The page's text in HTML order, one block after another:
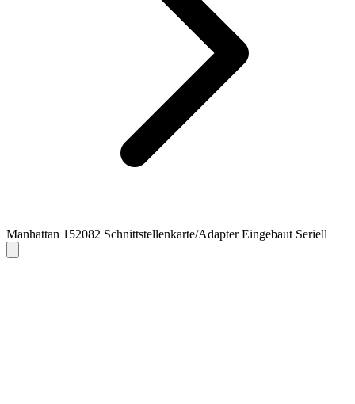
Manhattan 152082 Schnittstellenkarte/Adapter Eingebaut Seriell